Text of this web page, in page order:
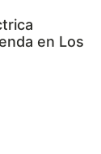
en Los